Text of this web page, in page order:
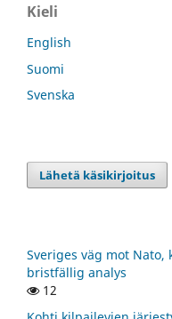
Kieli
English
Suomi
Svenska
Lähetä käsikirjoitus
Sveriges väg mot
bristfällig analys
12